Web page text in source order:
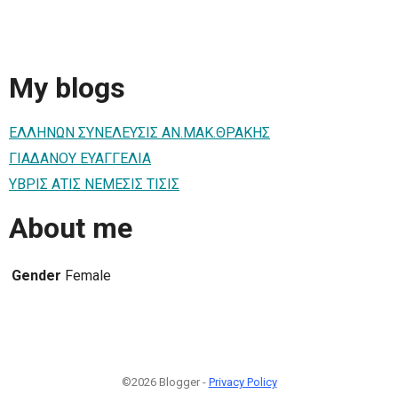
My blogs
ΕΛΛΗΝΩΝ ΣΥΝΕΛΕΥΣΙΣ ΑΝ.ΜΑΚ.ΘΡΑΚΗΣ
ΓΙΑΔΑΝΟΥ ΕΥΑΓΓΕΛΙΑ
ΥΒΡΙΣ ΑΤΙΣ ΝΕΜΕΣΙΣ ΤΙΣΙΣ
About me
Gender Female
©2026 Blogger - Privacy Policy